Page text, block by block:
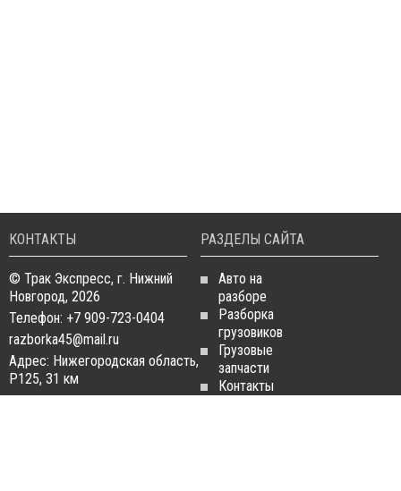
КОНТАКТЫ
© Трак Экспресс, г. Нижний
Новгород, 2026
Телефон: +7 909-723-0404
razborka45@mail.ru
Адрес: Нижегородская область,
Р125, 31 км
РАЗДЕЛЫ САЙТА
Авто на
разборе
Разборка
грузовиков
Грузовые
запчасти
Контакты